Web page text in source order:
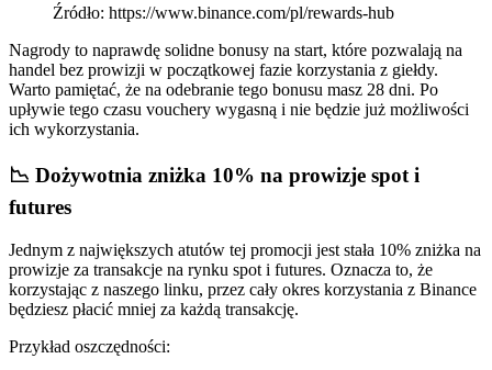
Źródło: https://www.binance.com/pl/rewards-hub
Nagrody to naprawdę solidne bonusy na start, które pozwalają na
handel bez prowizji w początkowej fazie korzystania z giełdy.
Warto pamiętać, że na odebranie tego bonusu masz 28 dni. Po
upływie tego czasu vouchery wygasną i nie będzie już możliwości
ich wykorzystania.
📉 Dożywotnia zniżka 10% na prowizje spot i
futures
Jednym z największych atutów tej promocji jest stała 10% zniżka na
prowizje za transakcje na rynku spot i futures. Oznacza to, że
korzystając z naszego linku, przez cały okres korzystania z Binance
będziesz płacić mniej za każdą transakcję.
Przykład oszczędności: